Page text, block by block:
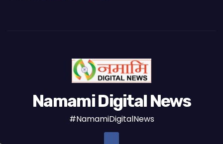
Namami Digital News
#NamamiDigitalNews